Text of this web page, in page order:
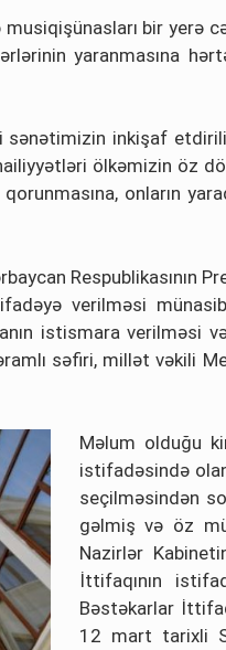
bir yerə
yaranmasına
inkişaf
ölkəmizin öz
onların
Respublikasının
verilməsi
istismara verilməsi
səfiri, millət
Məlum olduğu
istifadəsində
seçilməsindən
gəlmiş və öz
Nazirlər
İttifaqının
Bəstəkarlar
12 mart tarixli